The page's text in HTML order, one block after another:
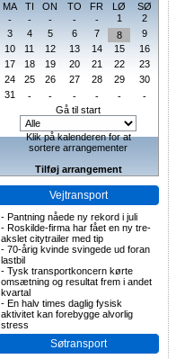
MA
TI ON TO FR LØ
SØ
-
- - - - 1
2
3
4 5 6 7 8
9
10
11 12 13 14 15
16
17
18 19 20 21 22
23
24
25 26 27 28 29
30
31
- - - - -
-
Gå til start
Klik på kalenderen for at
sortere arrangementer
Tilføj arrangement
Vejtransport
- Pantning nåede ny rekord i juli
- Roskilde-firma har fået en ny tre-
akslet citytrailer med tip
- 70-årig kvinde svingede ud foran
lastbil
- Tysk transportkoncern kørte
omsætning og resultat frem i andet
kvartal
- En halv times daglig fysisk
aktivitet kan forebygge alvorlig
stress
Søtransport